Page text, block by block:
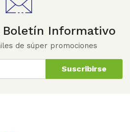
Boletín Informativo
de súper promociones
Suscribirse